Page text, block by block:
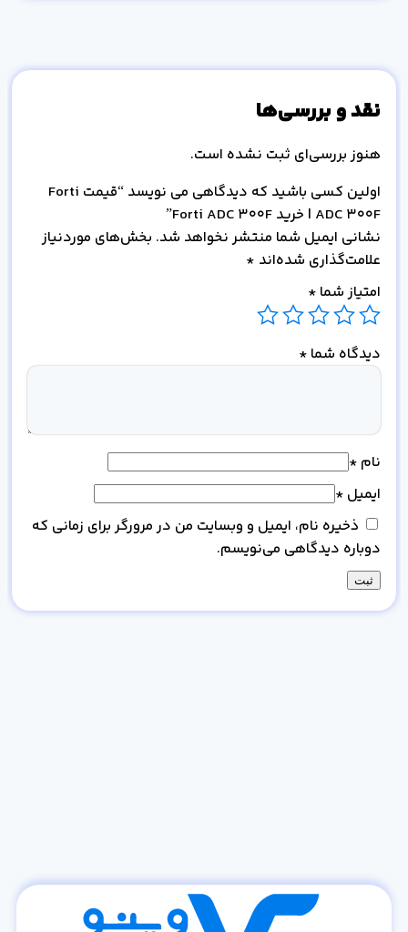
نقد و بررسی‌ها
هنوز بررسی‌ای ثبت نشده است.
اولین کسی باشید که دیدگاهی می نویسد “قیمت Forti
ADC 300F | خرید Forti ADC 300F”
نشانی ایمیل شما منتشر نخواهد شد. بخش‌های موردنیاز
علامت‌گذاری شده‌اند *
امتیاز شما *
دیدگاه شما *
نام *
ایمیل *
ذخیره نام، ایمیل و وبسایت من در مرورگر برای زمانی که
دوباره دیدگاهی می‌نویسم.